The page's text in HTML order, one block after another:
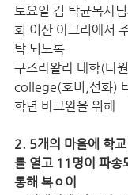
토요일 김 탁균목사
회 이산 아그리에서
탁 되도록
구즈라왈라 대학(다
college(호미,선화)
학년 바그완을 위해
2. 5개의 마을에 학
를 열고 11명이 파송
통해 복ㅇ이